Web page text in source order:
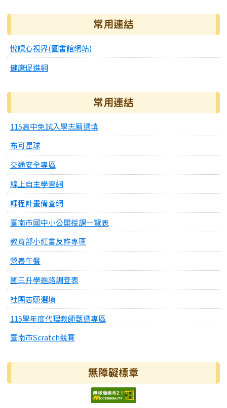
常用連結
悅讀心視界(圖書館網站)
健康促進網
常用連結
115高中免試入學志願選填
布可星球
交通安全專區
線上自主學習網
課程計畫備查網
臺南市國中小公開授課一覽表
教育部小紅書反詐專區
營養午餐
國三升學進路調查表
社團志願選填
115學年度代理教師甄選專區
臺南市Scratch競賽
無障礙標章